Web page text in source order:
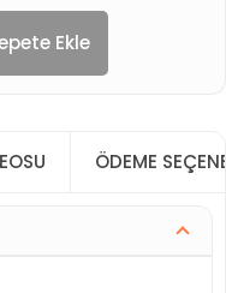
Ekle
ÖDEME